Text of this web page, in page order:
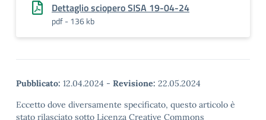
Dettaglio sciopero SISA 19-04-24
pdf - 136 kb
Pubblicato: 12.04.2024 - Revisione: 22.05.2024
Eccetto dove diversamente specificato, questo articolo è
stato rilasciato sotto Licenza Creative Commons